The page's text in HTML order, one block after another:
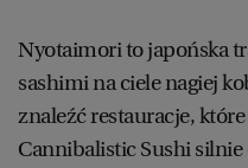
Nyotaimori to japońska
sashimi na ciele nagiej
znaleźć restauracje,
Cannibalistic Sushi silnie